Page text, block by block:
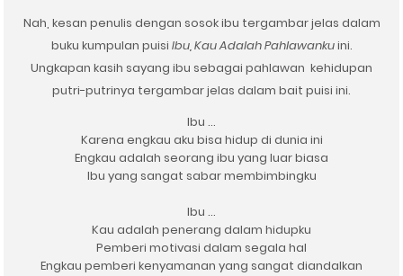
Nah, kesan penulis dengan sosok ibu tergambar jelas dalam
buku kumpulan puisi Ibu, Kau Adalah Pahlawankuini.
Ungkapan kasih sayang ibu sebagai pahlawan kehidupan
putri-putrinya tergambar jelas dalam bait puisi ini.
Ibu …
Karena engkau aku bisa hidup di dunia ini
Engkau adalah seorang ibu yang luar biasa
Ibu yang sangat sabar membimbingku
Ibu …
Kau adalah penerang dalam hidupku
Pemberi motivasi dalam segala hal
Engkau pemberi kenyamanan yang sangat diandalkan